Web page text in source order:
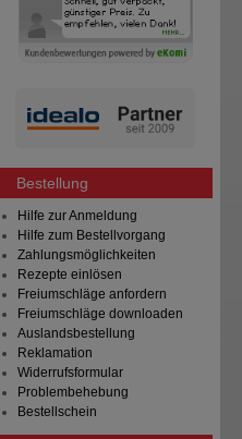
Bestellung
Hilfe zur Anmeldung
Hilfe zum Bestellvorgang
Zahlungsmöglichkeiten
Rezepte einlösen
Freiumschläge anfordern
Freiumschläge downloaden
Auslandsbestellung
Reklamation
Widerrufsformular
Problembehebung
Bestellschein